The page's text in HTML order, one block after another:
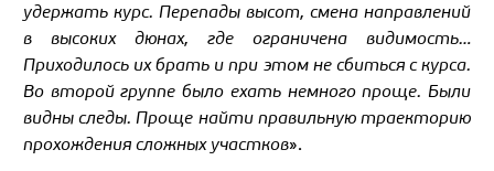
удержать курс. Перепады высот, смена направлений
в высоких дюнах, где ограничена видимость…
Приходилось их брать и при этом не сбиться с курса.
Во второй группе было ехать немного проще. Были
видны следы. Проще найти правильную траекторию
прохождения сложных участков».